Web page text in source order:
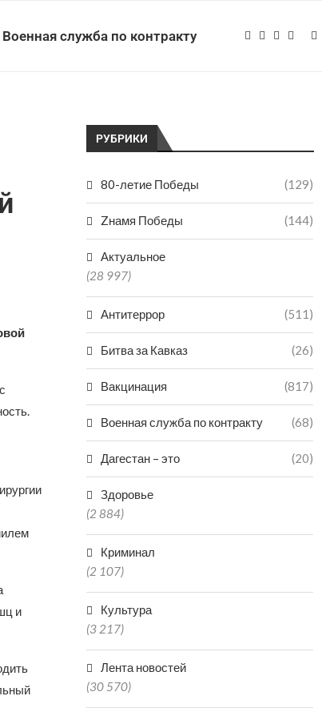
Военная служба по контракту
и
РУБРИКИ
80-летие Победы (129)
Zнамя Победы (144)
Актуальное
(28 997)
Антитеррор (511)
Битва за Кавказ (26)
Вакцинация (817)
Военная служба по контракту (68)
Дагестан – это (20)
Здоровье
(2 884)
Криминал
(2 107)
Культура
(3 217)
Лента новостей
(30 570)